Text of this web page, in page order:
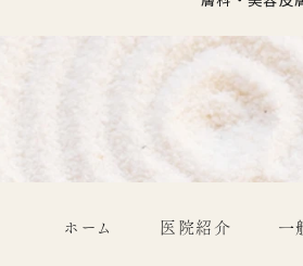
ホーム 医院紹介 一